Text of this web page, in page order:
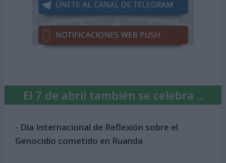
El 7 de abril también se celebra ...
- Día Internacional de Reflexión sobre el
Genocidio cometido en Ruanda